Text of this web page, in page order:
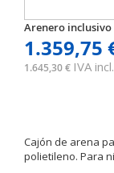
Arenero inclusivo
1.359,75
1.645,30 € IVA incl.
Cajón de arena
polietileno. Para